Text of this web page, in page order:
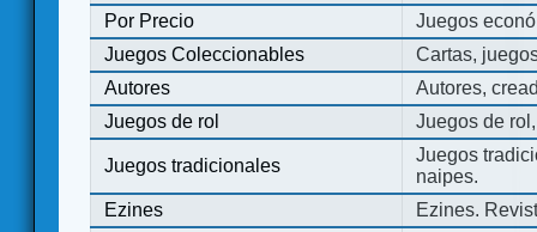
Por Precio
Juegos
Juegos Coleccionables
Cartas,
Autores
Autores,
Juegos de rol
Juegos de
Juegos tradicionales
Juegos
naipes.
Ezines
Ezines.